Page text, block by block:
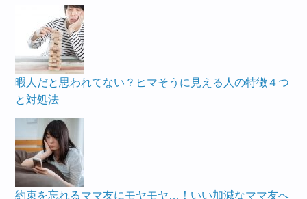
暇人だと思われてない？ヒマそうに見える人の特徴４つ
と対処法
約束を忘れるママ友にモヤモヤ…！いい加減なママ友へ